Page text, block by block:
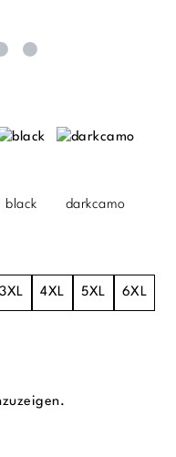
black darkcamo
3XL 4XL 5XL 6XL